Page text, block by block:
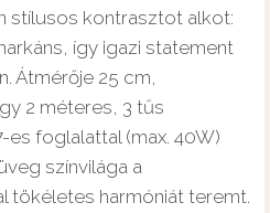
stílusos kontrasztot alkot:
így igazi statement
Átmérője 25 cm,
2 méteres, 3 tűs
es foglalattal (max. 40W)
színvilága a
tökéletes harmóniát teremt.